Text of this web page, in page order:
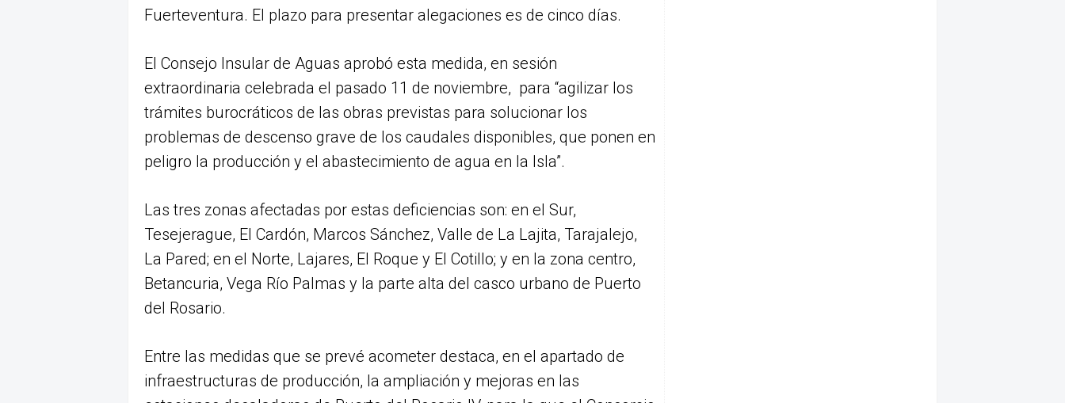
Fuerteventura. El plazo para presentar alegaciones es de cinco días.
El Consejo Insular de Aguas aprobó esta medida, en sesión
extraordinaria celebrada el pasado 11 de noviembre, para “agilizar los
trámites burocráticos de las obras previstas para solucionar los
problemas de descenso grave de los caudales disponibles, que ponen en
peligro la producción y el abastecimiento de agua en la Isla”.
Las tres zonas afectadas por estas deficiencias son: en el Sur,
Tesejerague, El Cardón, Marcos Sánchez, Valle de La Lajita, Tarajalejo,
La Pared; en el Norte, Lajares, El Roque y El Cotillo; y en la zona centro,
Betancuria, Vega Río Palmas y la parte alta del casco urbano de Puerto
del Rosario.
Entre las medidas que se prevé acometer destaca, en el apartado de
infraestructuras de producción, la ampliación y mejoras en las